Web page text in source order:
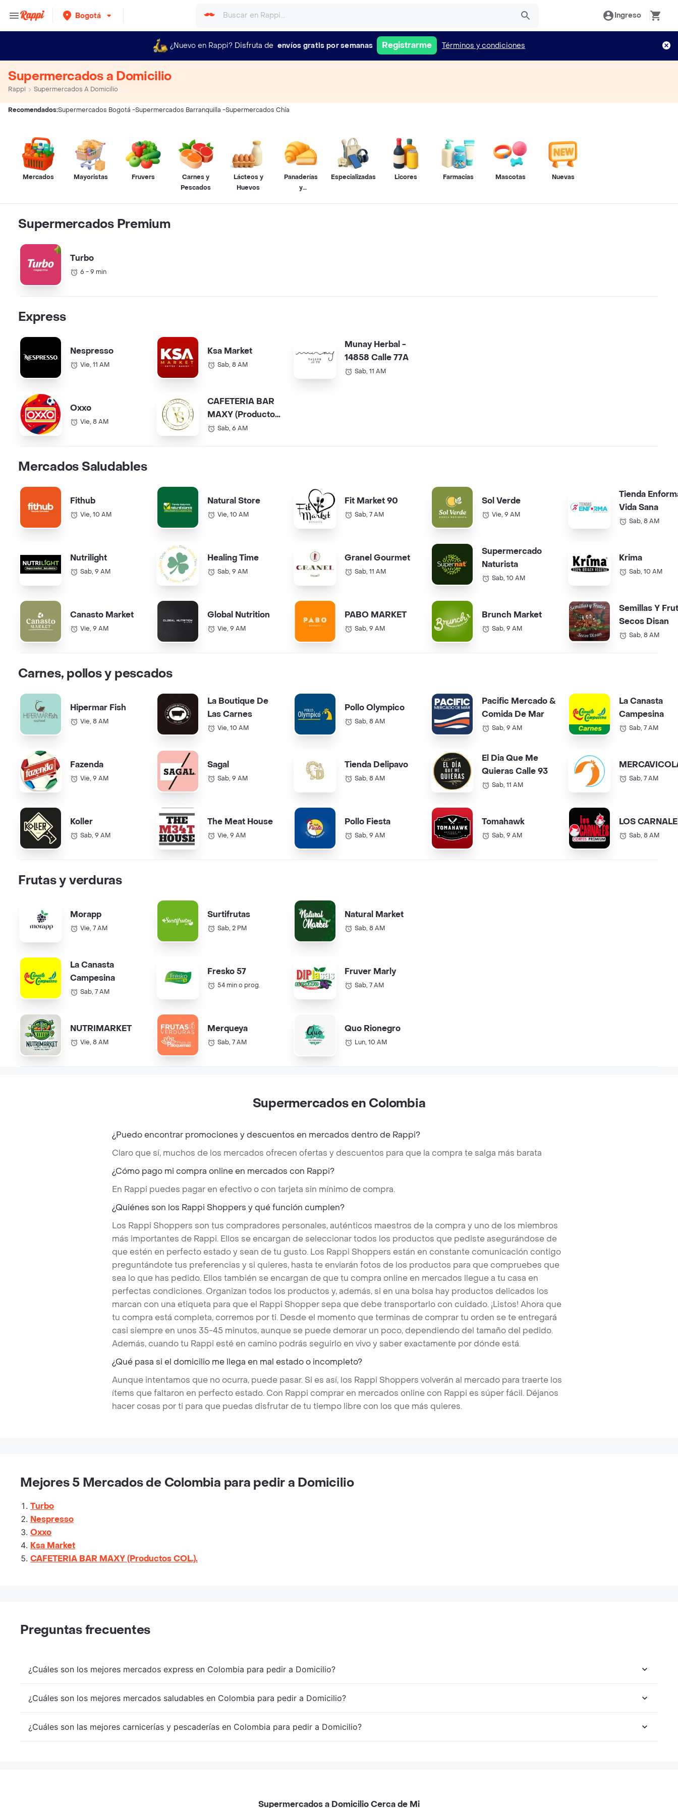
Bogotá Ingreso
¿Nuevo en Rappi? Disfruta de envíos gratis por semanas Registrarme Términos y condiciones
Supermercados a Domicilio
Rappi Supermercados A Domicilio
Recomendados:Supermercados Bogotá -Supermercados Barranquilla -Supermercados Chía
Mercados Mayoristas Fruvers
Carnes y
Pescados
Lácteos y
Huevos
Panaderías
y
Especializadas Licores Farmacias Mascotas Nuevas
Supermercados Premium
Turbo
6 - 9 min
Express
Nespresso
Vie, 11 AM
Oxxo
Vie, 8 AM
Ksa Market
Sab, 8 AM
CAFETERIA BAR
MAXY (Productos
COL.).
Sab, 6 AM
Munay Herbal -
14858 Calle 77A
Sab, 11 AM
Mercados Saludables
Fithub
Vie, 10 AM
Nutrilight
Sab, 9 AM
Canasto Market
Vie, 9 AM
Natural Store
Vie, 10 AM
Healing Time
Sab, 9 AM
Global Nutrition
Vie, 9 AM
Fit Market 90
Sab, 7 AM
Granel Gourmet
Sab, 11 AM
PABO MARKET
Sab, 9 AM
Sol Verde
Vie, 9 AM
Supermercado
Naturista
Sab, 10 AM
Brunch Market
Sab, 9 AM
Tienda
Vida Sana
Sab, 8 AM
Krima
Sab, 10 AM
Semillas Y
Secos Disan
Sab, 8 AM
Carnes, pollos y pescados
Hipermar Fish
Vie, 8 AM
Fazenda
Vie, 9 AM
Koller
Sab, 9 AM
La Boutique De
Las Carnes
Vie, 10 AM
Sagal
Sab, 9 AM
The Meat House
Vie, 9 AM
Pollo Olympico
Sab, 8 AM
Tienda Delipavo
Sab, 8 AM
Pollo Fiesta
Sab, 9 AM
Pacific Mercado &
Comida De Mar
Sab, 9 AM
El Dia Que Me
Quieras Calle 93
Sab, 11 AM
Tomahawk
Sab, 9 AM
La Canasta
Campesina
Sab, 7 AM
Sab, 7 AM
LOS
Sab, 8 AM
Frutas y verduras
Morapp
Vie, 7 AM
La Canasta
Campesina
Sab, 7 AM
NUTRIMARKET
Vie, 8 AM
Surtifrutas
Sab, 2 PM
Fresko 57
54 min o prog.
Merqueya
Sab, 7 AM
Natural Market
Sab, 8 AM
Fruver Marly
Sab, 7 AM
Quo Rionegro
Lun, 10 AM
Supermercados en Colombia
¿Puedo encontrar promociones y descuentos en mercados dentro de Rappi?
Claro que sí, muchos de los mercados ofrecen ofertas y descuentos para que la compra te salga más barata
¿Cómo pago mi compra online en mercados con Rappi?
En Rappi puedes pagar en efectivo o con tarjeta sin mínimo de compra.
¿Quiénes son los Rappi Shoppers y qué función cumplen?
Los Rappi Shoppers son tus compradores personales, auténticos maestros de la compra y uno de los miembros
más importantes de Rappi. Ellos se encargan de seleccionar todos los productos que pediste asegurándose de
que estén en perfecto estado y sean de tu gusto. Los Rappi Shoppers están en constante comunicación contigo
preguntándote tus preferencias y si quieres, hasta te enviarán fotos de los productos para que compruebes que
sea lo que has pedido. Ellos también se encargan de que tu compra online en mercados llegue a tu casa en
perfectas condiciones. Organizan todos los productos y, además, si en una bolsa hay productos delicados los
marcan con una etiqueta para que el Rappi Shopper sepa que debe transportarlo con cuidado. ¡Listos! Ahora que
tu compra está completa, corremos por ti. Desde el momento que terminas de comprar tu orden se te entregará
casi siempre en unos 35-45 minutos, aunque se puede demorar un poco, dependiendo del tamaño del pedido.
Además, cuando tu Rappi esté en camino podrás seguirlo en vivo y saber exactamente por dónde está.
¿Qué pasa si el domicilio me llega en mal estado o incompleto?
Aunque intentamos que no ocurra, puede pasar. Si es así, los Rappi Shoppers volverán al mercado para traerte los
ítems que faltaron en perfecto estado. Con Rappi comprar en mercados online con Rappi es súper fácil. Déjanos
hacer cosas por ti para que puedas disfrutar de tu tiempo libre con los que más quieres.
Mejores 5 Mercados de Colombia para pedir a Domicilio
Turbo
Nespresso
Oxxo
Ksa Market
CAFETERIA BAR MAXY (Productos COL.).
Preguntas frecuentes
¿Cuáles son los mejores mercados express en Colombia para pedir a Domicilio?
¿Cuáles son los mejores mercados saludables en Colombia para pedir a Domicilio?
¿Cuáles son las mejores carnicerías y pescaderías en Colombia para pedir a Domicilio?
Supermercados a Domicilio Cerca de Mi